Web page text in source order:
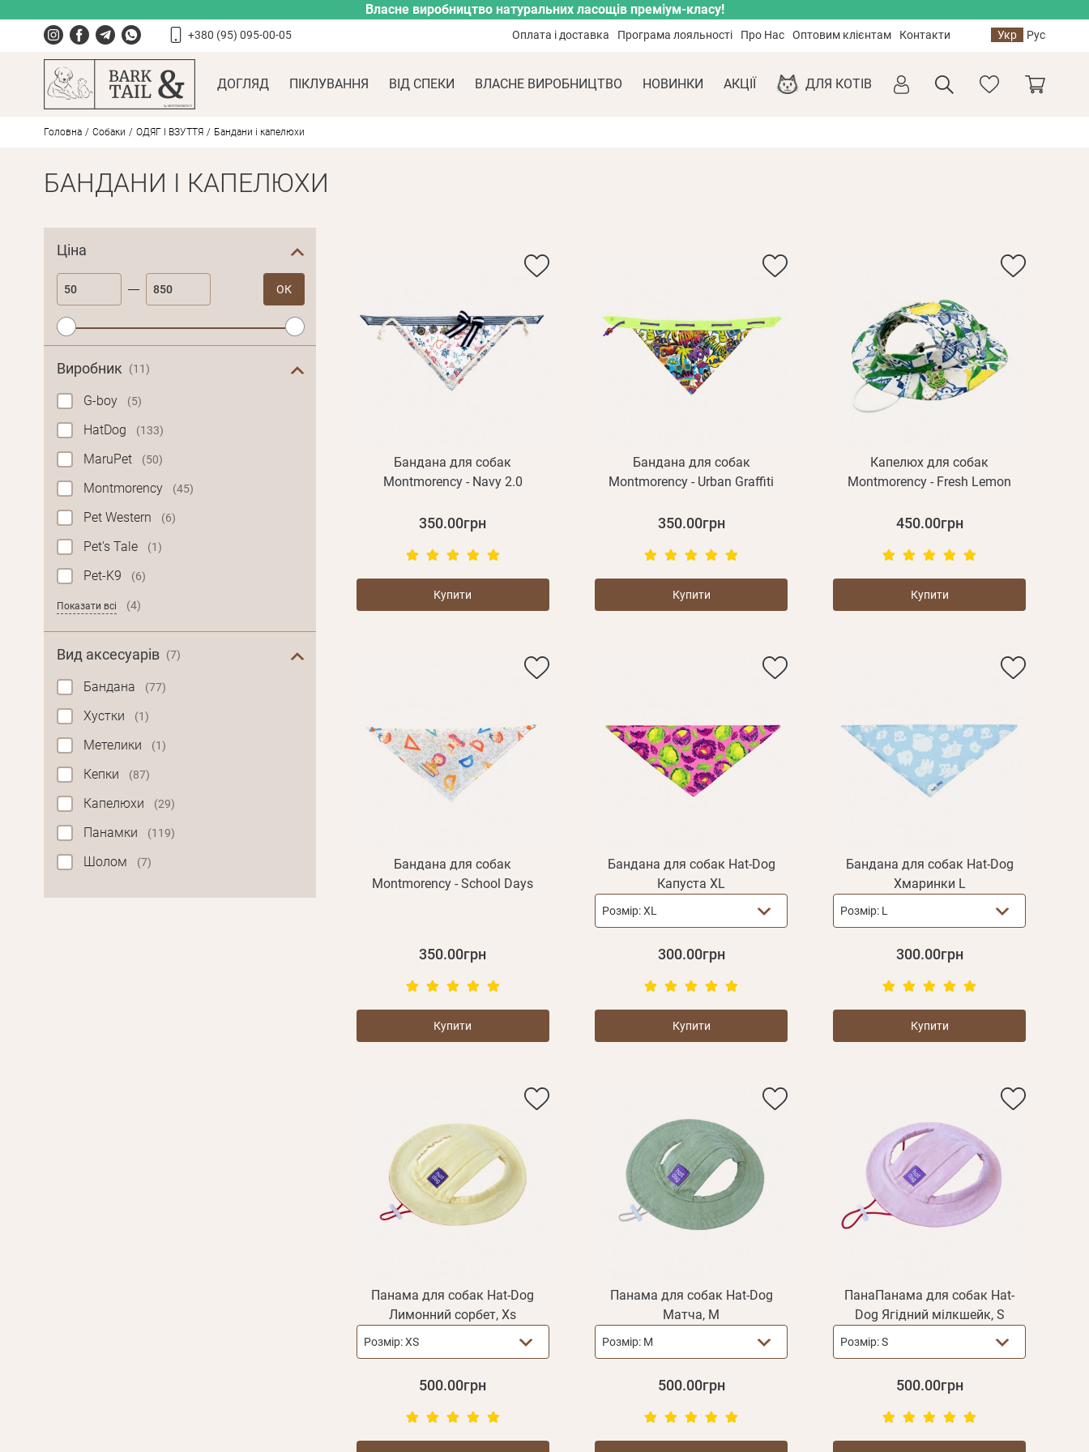
Власне виробництво натуральних ласощів преміум-класу!
+380 (95) 095-00-05 Оплата і доставка Програма лояльності Про Нас Оптовим клієнтам Контакти Укр Рус
ДОГЛЯД ПІКЛУВАННЯ ВІД СПЕКИ ВЛАСНЕ ВИРОБНИЦТВО НОВИНКИ АКЦІЇ ДЛЯ КОТІВ
Головна Собаки ОДЯГ І ВЗУТТЯ Бандани i капелюхи
БАНДАНИ I КАПЕЛЮХИ
Ціна
ОК
Виробник (11)
G-boy (5)
HatDog (133)
MaruPet (50)
Montmorency (45)
Pet Western (6)
Pet's Tale (1)
Pet-K9 (6)
Показати всі (4)
Вид аксесуарів (7)
Бандана (77)
Хустки (1)
Метелики (1)
Кепки (87)
Капелюхи (29)
Панамки (119)
Шолом (7)
Бандана для собак
Montmorency - Navy 2.0
350.00грн
Купити
Бандана для собак
Montmorency - Urban Graffiti
350.00грн
Купити
Капелюх для собак
Montmorency - Fresh Lemon
450.00грн
Купити
Бандана для собак
Montmorency - School Days
350.00грн
Купити
Бандана для собак Hat-Dog
Капуста XL
Розмір:XL
300.00грн
Купити
Бандана для собак Hat-Dog
Хмаринки L
Розмір: L
300.00грн
Купити
Панама для собак Hat-Dog
Лимонний сорбет, Xs
Розмір:XS
500.00грн
Панама для собак Hat-Dog
Матча, М
Розмір: М
500.00грн
ПанаПанама для собак Hat-
Dog Ягідний мілкшейк, S
Розмір:S
500.00грн